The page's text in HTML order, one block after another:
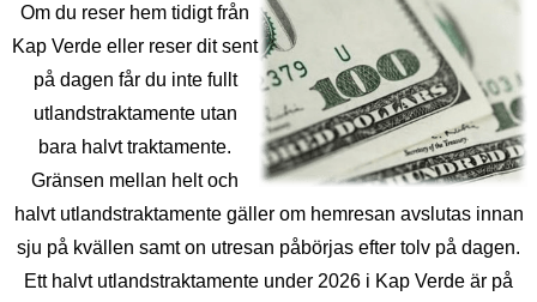
Om du reser hem tidigt från
Kap Verde eller reser dit sent
på dagen får du inte fullt
utlandstraktamente utan
bara halvt traktamente.
Gränsen mellan helt och
halvt utlandstraktamente gäller om hemresan avslutas innan
sju på kvällen samt on utresan påbörjas efter tolv på dagen.
Ett halvt utlandstraktamente under 2026 i Kap Verde är på